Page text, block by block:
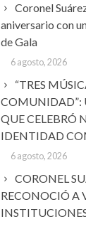
Coronel
aniversario con
de Gala
6 agosto, 2026
“TRES
COMUNIDAD”:
QUE CELEBRÓ
IDENTIDAD
6 agosto, 2026
CORONEL
RECONOCIÓ A